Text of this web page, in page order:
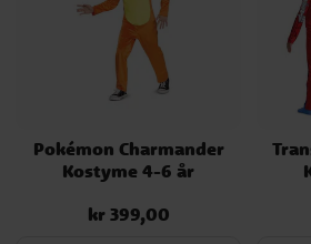
Pokémon Charmander
Kostyme 4-6 år
Pris:kr 399,00
kr 399,00